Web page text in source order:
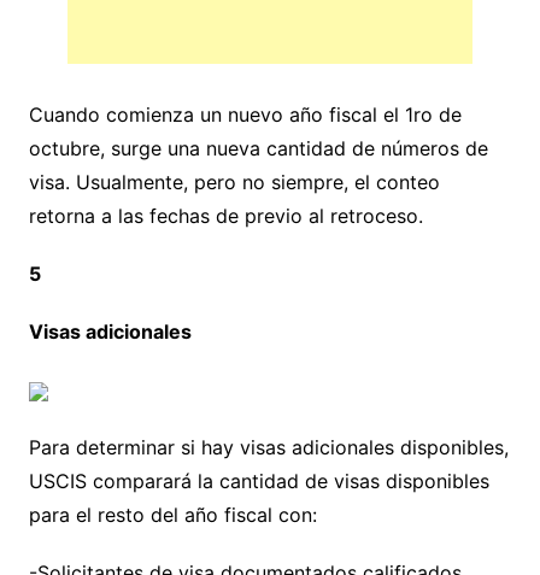
Cuando comienza un nuevo año fiscal el 1ro de
octubre, surge una nueva cantidad de números de
visa. Usualmente, pero no siempre, el conteo
retorna a las fechas de previo al retroceso.
5
Visas adicionales
Para determinar si hay visas adicionales disponibles,
USCIS comparará la cantidad de visas disponibles
para el resto del año fiscal con: